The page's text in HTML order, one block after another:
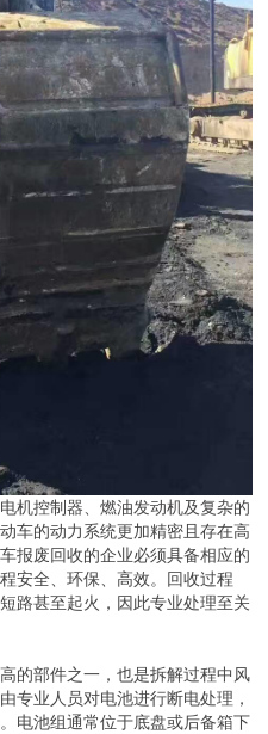
机控制器、燃油发动机及复杂的
车的动力系统更加精密且存在高
报废回收的企业必须具备相应的
安全、环保、高效。回收过程
路甚至起火，因此专业处理至关
的部件之一，也是拆解过程中风
专业人员对电池进行断电处理，
电池组通常位于底盘或后备箱下